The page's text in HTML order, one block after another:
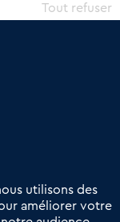
et intégrant
utilisons des
améliorer votre
Tout refuser